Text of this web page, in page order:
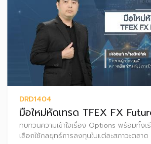
DRD1404
มือใหม่หัดเทรด TFEX FX
ทบทวนความเข้าใจเรื่อง Options พร้อมทั้งเ
เลือกใช้กลยุทธ์การลงทุนในแต่ละสภาวะตลาด